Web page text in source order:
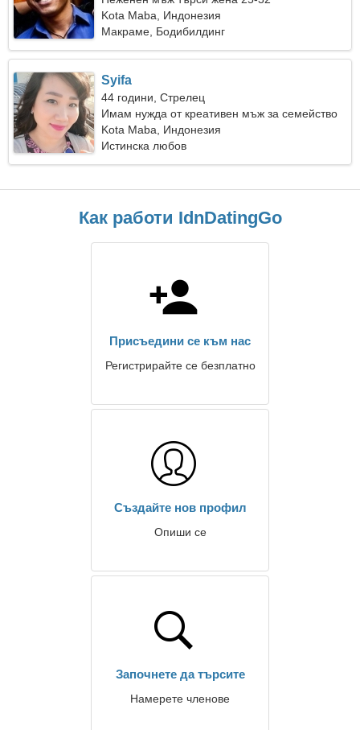
Kota Maba, Индонезия
Макраме, Бодибилдинг
Syifa
44 години, Стрелец
Имам нужда от креативен мъж за семейство
Kota Maba, Индонезия
Истинска любов
Как работи IdnDatingGo
Присъедини се към нас
Регистрирайте се безплатно
Създайте нов профил
Опиши се
Започнете да търсите
Намерете членове